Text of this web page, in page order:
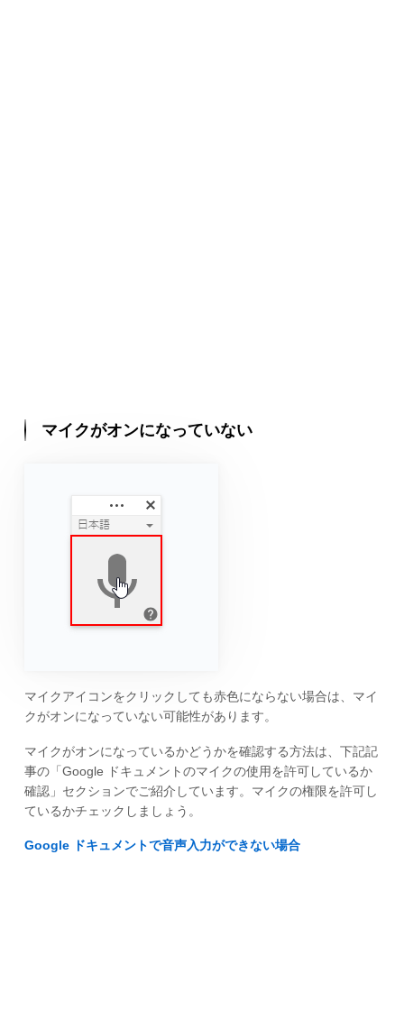
マイクがオンになっていない
マイクアイコンをクリックしても赤色にならない場合は、マイ
クがオンになっていない可能性があります。
マイクがオンになっているかどうかを確認する方法は、下記記
事の「Google ドキュメントのマイクの使用を許可しているか
確認」セクションでご紹介しています。マイクの権限を許可し
ているかチェックしましょう。
Google ドキュメントで音声入力ができない場合